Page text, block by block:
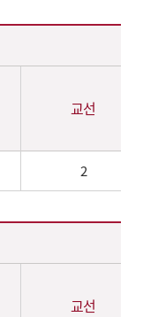
교선
2
교선